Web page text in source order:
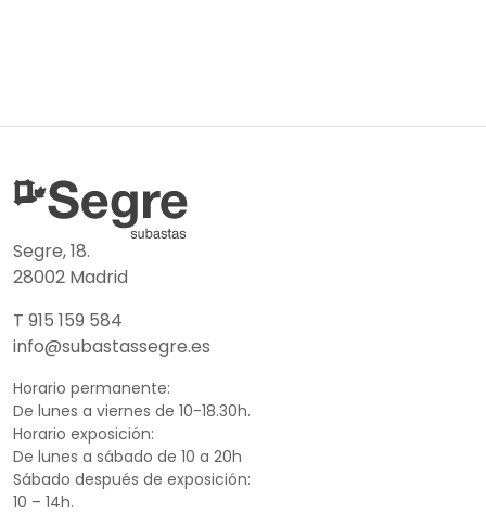
Segre, 18.
28002 Madrid
T 915 159 584
info@subastassegre.es
Horario permanente:
De lunes a viernes de 10-18.30h.
Horario exposición:
De lunes a sábado de 10 a 20h
Sábado después de exposición:
10 – 14h.